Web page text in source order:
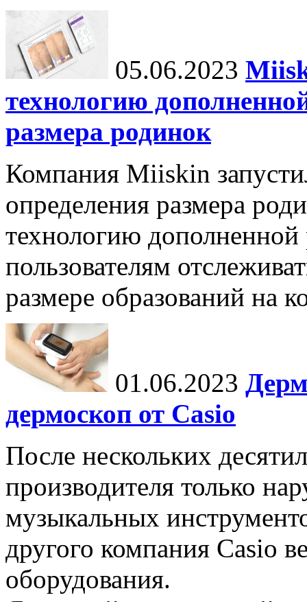
05.06.2023
технологию
размера родинок
Компания Miiskin
определения размера
технологию дополненной
пользователям
размере образований на
01.06.2023
дермоскоп от Casio
После нескольких
производителя только
музыкальных
другого компания Casio
оборудования.